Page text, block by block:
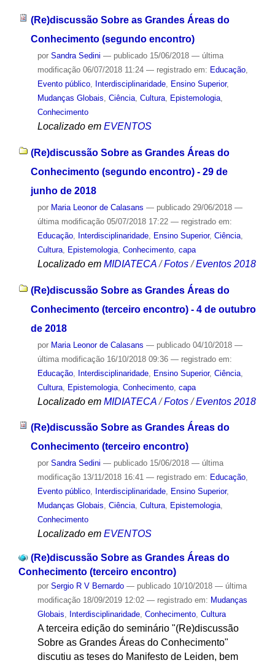
(Re)discussão Sobre as Grandes Áreas do
Conhecimento (segundo encontro)
por Sandra Sedini — publicado15/06/2018 — última
modificação06/07/2018 11:24 — registrado em: Educação,
Evento público, Interdisciplinaridade, Ensino Superior,
Mudanças Globais, Ciência, Cultura, Epistemologia,
Conhecimento
Localizado em EVENTOS
(Re)discussão Sobre as Grandes Áreas do
Conhecimento (segundo encontro) - 29 de
junho de 2018
por Maria Leonor de Calasans — publicado29/06/2018 —
última modificação05/07/2018 17:22 — registrado em:
Educação, Interdisciplinaridade, Ensino Superior, Ciência,
Cultura, Epistemologia, Conhecimento, capa
Localizado em MIDIATECA /Fotos /Eventos 2018
(Re)discussão Sobre as Grandes Áreas do
Conhecimento (terceiro encontro) - 4 de outubro
de 2018
por Maria Leonor de Calasans — publicado04/10/2018 —
última modificação16/10/2018 09:36 — registrado em:
Educação, Interdisciplinaridade, Ensino Superior, Ciência,
Cultura, Epistemologia, Conhecimento, capa
Localizado em MIDIATECA /Fotos /Eventos 2018
(Re)discussão Sobre as Grandes Áreas do
Conhecimento (terceiro encontro)
por Sandra Sedini — publicado15/06/2018 — última
modificação13/11/2018 16:41 — registrado em: Educação,
Evento público, Interdisciplinaridade, Ensino Superior,
Mudanças Globais, Ciência, Cultura, Epistemologia,
Conhecimento
Localizado em EVENTOS
(Re)discussão Sobre as Grandes Áreas do
Conhecimento (terceiro encontro)
por Sergio R V Bernardo — publicado10/10/2018 — última
modificação18/09/2019 12:02 — registrado em: Mudanças
Globais, Interdisciplinaridade, Conhecimento, Cultura
A terceira edição do seminário "(Re)discussão
Sobre as Grandes Áreas do Conhecimento"
discutiu as teses do Manifesto de Leiden, bem